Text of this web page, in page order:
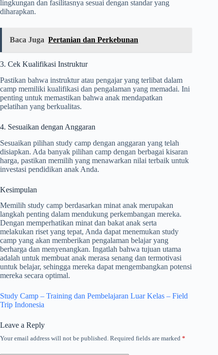
lingkungan dan fasilitasnya sesuai dengan standar yang
diharapkan.
Baca Juga Pertanian dan Perkebunan
3. Cek Kualifikasi Instruktur
Pastikan bahwa instruktur atau pengajar yang terlibat dalam
camp memiliki kualifikasi dan pengalaman yang memadai. Ini
penting untuk memastikan bahwa anak mendapatkan
pelatihan yang berkualitas.
4. Sesuaikan dengan Anggaran
Sesuaikan pilihan study camp dengan anggaran yang telah
disiapkan. Ada banyak pilihan camp dengan berbagai kisaran
harga, pastikan memilih yang menawarkan nilai terbaik untuk
investasi pendidikan anak Anda.
Kesimpulan
Memilih study camp berdasarkan minat anak merupakan
langkah penting dalam mendukung perkembangan mereka.
Dengan memperhatikan minat dan bakat anak serta
melakukan riset yang tepat, Anda dapat menemukan study
camp yang akan memberikan pengalaman belajar yang
berharga dan menyenangkan. Ingatlah bahwa tujuan utama
adalah untuk membuat anak merasa senang dan termotivasi
untuk belajar, sehingga mereka dapat mengembangkan potensi
mereka secara optimal.
Study Camp – Training dan Pembelajaran Luar Kelas – Field
Trip Indonesia
Leave a Reply
Your email address will not be published. Required fields are marked *